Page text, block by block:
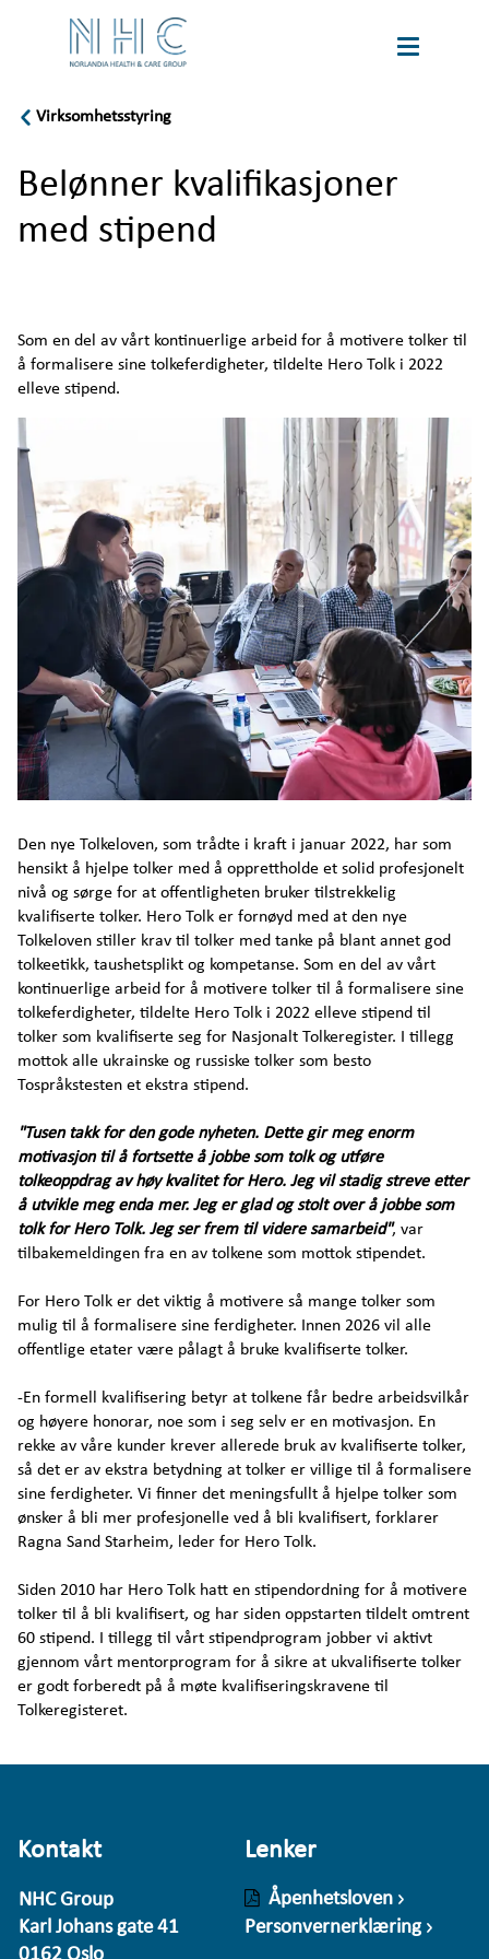
tour
Language
Virksomhetsstyring
Belønner kvalifikasjoner med stipend
Samfunn
Velferdspodden
Velferdsbloggen
Investor
Arendalsuka program
Kontakt
Virksomhetsstyring
Belønner kvalifikasjoner
med stipend
Som en del av vårt kontinuerlige arbeid for å motivere tolker til
å formalisere sine tolkeferdigheter, tildelte Hero Tolk i 2022
elleve stipend.
Den nye Tolkeloven, som trådte i kraft i januar 2022, har som
hensikt å hjelpe tolker med å opprettholde et solid profesjonelt
nivå og sørge for at offentligheten bruker tilstrekkelig
kvalifiserte tolker. Hero Tolk er fornøyd med at den nye
Tolkeloven stiller krav til tolker med tanke på blant annet god
tolkeetikk, taushetsplikt og kompetanse. Som en del av vårt
kontinuerlige arbeid for å motivere tolker til å formalisere sine
tolkeferdigheter, tildelte Hero Tolk i 2022 elleve stipend til
tolker som kvalifiserte seg for Nasjonalt Tolkeregister. I tillegg
mottok alle ukrainske og russiske tolker som besto
Tospråkstesten et ekstra stipend.
"Tusen takk for den gode nyheten. Dette gir meg enorm
motivasjon til å fortsette å jobbe som tolk og utføre
tolkeoppdrag av høy kvalitet for Hero. Jeg vil stadig streve etter
å utvikle meg enda mer. Jeg er glad og stolt over å jobbe som
tolk for Hero Tolk. Jeg ser frem til videre samarbeid", var
tilbakemeldingen fra en av tolkene som mottok stipendet.
For Hero Tolk er det viktig å motivere så mange tolker som
mulig til å formalisere sine ferdigheter. Innen 2026 vil alle
offent­lige etater være pålagt å bruke kvalifiserte tolker.
-En formell kvalifisering betyr at tolkene får bedre arbeidsvilkår
og høyere honorar, noe som i seg selv er en motivasjon. En
rekke av våre kunder krever allerede bruk av kvalifiserte tolker,
så det er av ekstra betydning at tolker er villige til å formalisere
sine ferdigheter. Vi finner det meningsfullt å hjelpe tolker som
ønsker å bli mer profesjonelle ved å bli kvalifisert, forklarer
Ragna Sand Starheim, leder for Hero Tolk.
Siden 2010 har Hero Tolk hatt en stipendordning for å motivere
tolker til å bli kvalifisert, og har siden oppstarten tildelt omtrent
60 stipend. I tillegg til vårt stipendprogram jobber vi aktivt
gjennom vårt mentorprogram for å sikre at ukvalifiserte tolker
er godt forberedt på å møte kvalifiseringskravene til
Tolkeregisteret.
Kontakt
NHC Group
Karl Johans gate 41
Lenker
Åpenhetsloven
Personvernerklæring